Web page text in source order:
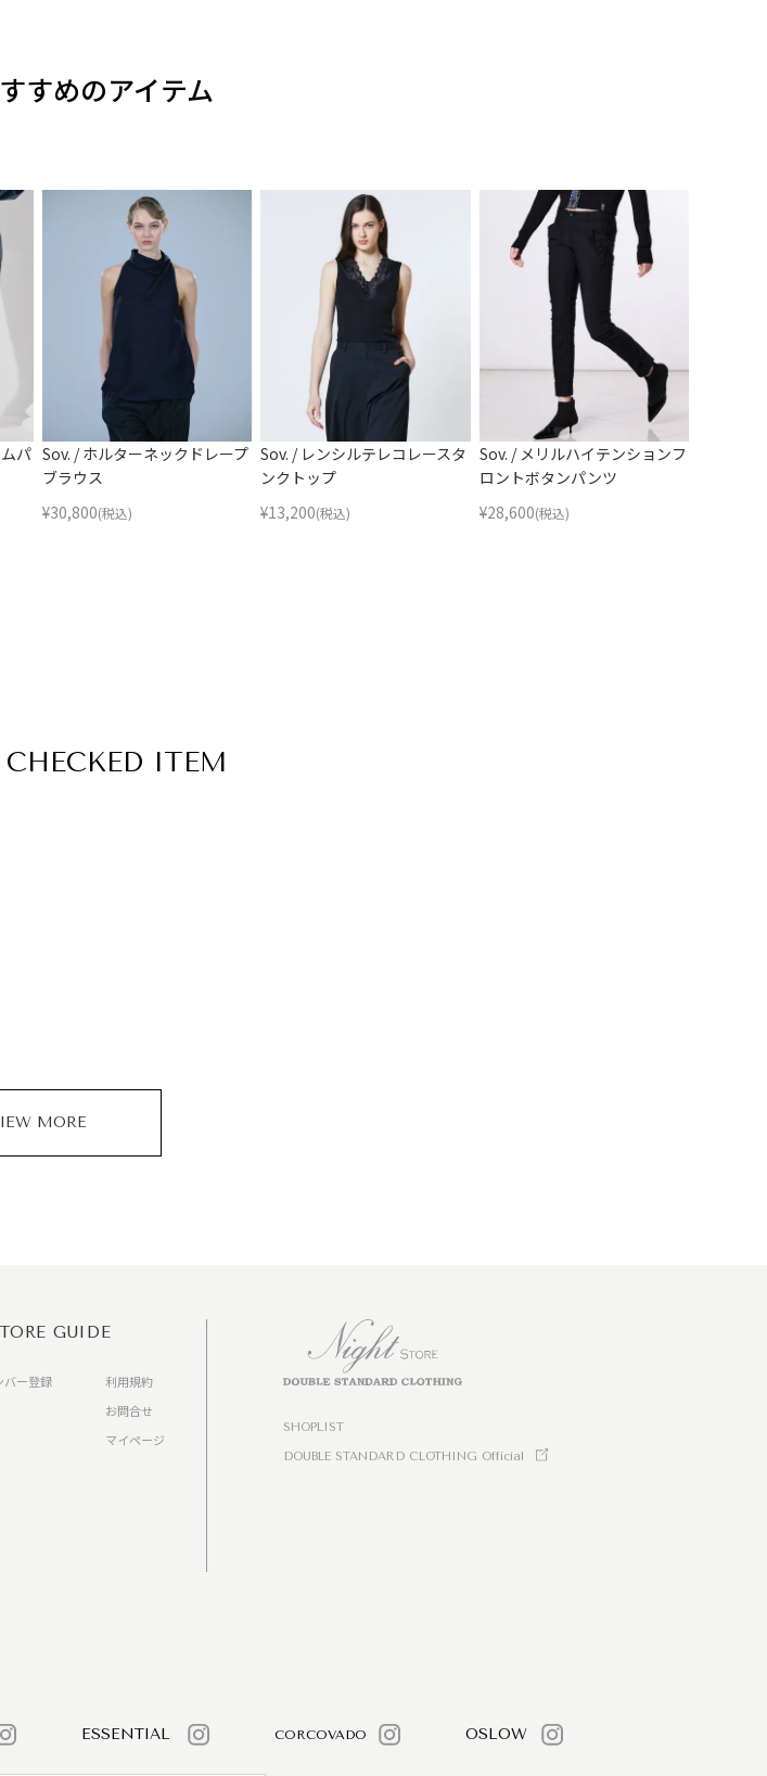
すめのアイテム
パ Sov. / ホルターネックドレープ
ブラウス
¥30,800(税込)
Sov. / レンシルテレコレースタ
ンクトップ
¥13,200(税込)
Sov. / メリルハイテンションフ
ロントボタンパンツ
¥28,600(税込)
CHECKED ITEM
MORE
GUIDE
バー登録
利用規約
お問合せ
マイページ
SHOPLIST
DOUBLE STANDARD CLOTHING Official
ESSENTIAL CORCOVADO
OSLOW